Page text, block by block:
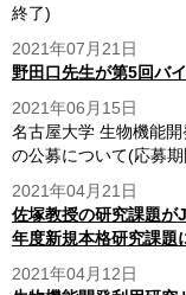
終了)
2021年07月21日
野田口先生が第5回バ
2021年06月15日
名古屋大学 生物機能
の公募について(応募
2021年04月21日
佐塚教授の研究課題が
年度新規本格研究課題
2021年04月12日